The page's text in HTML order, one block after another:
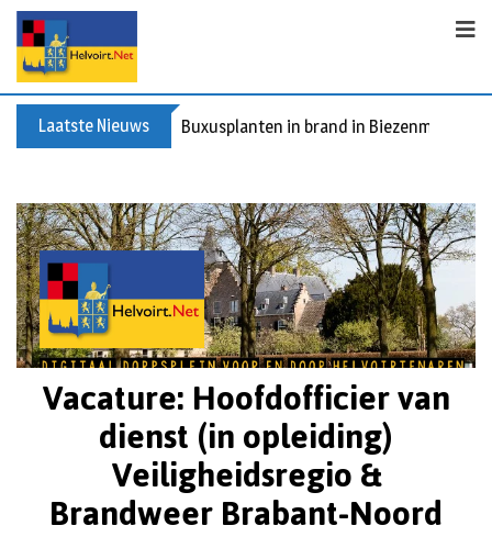
Laatste Nieuws Buxusplanten in brand in Biezenmortel,
Vacature: Hoofdofficier van
dienst (in opleiding)
Veiligheidsregio &
Brandweer Brabant-Noord